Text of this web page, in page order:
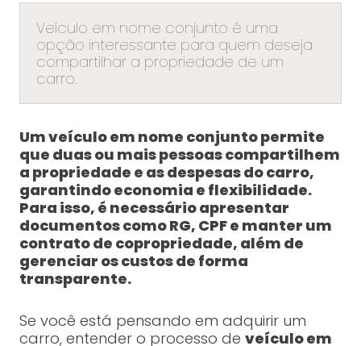
Veículo em nome conjunto é uma
opção interessante para quem deseja
compartilhar a propriedade de um
carro.
Um veículo em nome conjunto permite
que duas ou mais pessoas compartilhem
a propriedade e as despesas do carro,
garantindo economia e flexibilidade.
Para isso, é necessário apresentar
documentos como RG, CPF e manter um
contrato de copropriedade, além de
gerenciar os custos de forma
transparente.
Se você está pensando em adquirir um
carro, entender o processo de veículo em